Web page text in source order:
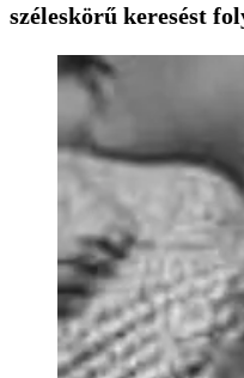
széleskörű keresést